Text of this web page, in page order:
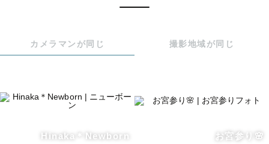
写真を学び、
┈┈┈┈┈┈┈┈┈┈┈┈┈┈┈┈┈┈┈┈┈┈┈┈┈┈
いう写真を届けたい。
カメラマンが同じ 撮影地域が同じ
Hinaka＊Newborn お宮参り🌸